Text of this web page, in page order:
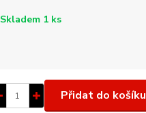
Skladem 1 ks
Přidat do košíku